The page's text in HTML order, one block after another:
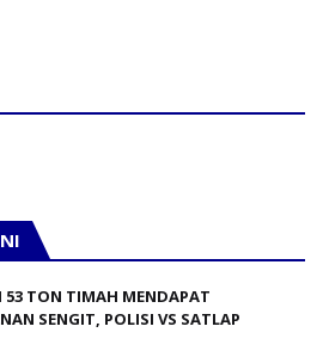
53 TON TIMAH MENDAPAT
SENGIT, POLISI VS SATLAP